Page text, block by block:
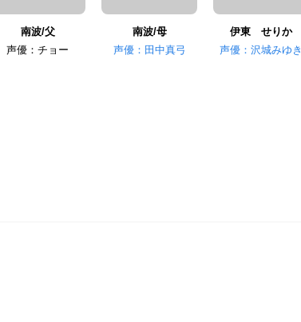
南波/父
声優：チョー
南波/母
声優：田中真弓
伊東 せりか
声優：沢城みゆき